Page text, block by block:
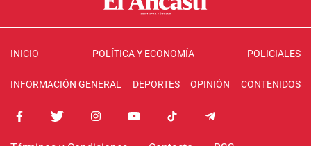
INICIO POLÍTICA Y ECONOMÍA POLICIALES
INFORMACIÓN GENERAL DEPORTES OPINIÓN CONTENIDOS